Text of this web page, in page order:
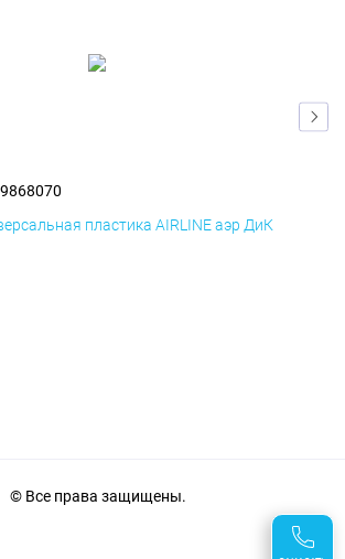
пластика AIRLINE аэр ДиК
© Все права защищены.